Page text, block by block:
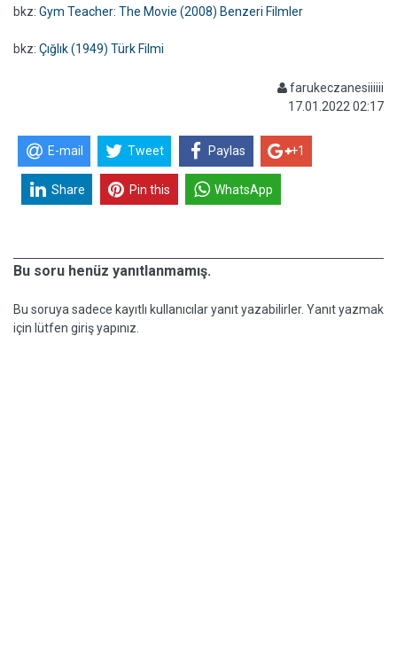
bkz: Gym Teacher: The Movie (2008) Benzeri Filmler
bkz: Çığlık (1949) Türk Filmi
farukeczanesiiiiii
17.01.2022 02:17
E-mail Tweet Paylas +1
Share Pin this WhatsApp
Bu soru henüz yanıtlanmamış.
Bu soruya sadece kayıtlı kullanıcılar yanıt yazabilirler. Yanıt yazmak
için lütfen giriş yapınız.